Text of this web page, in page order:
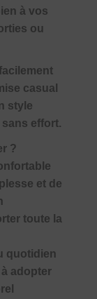
à vos
ou
casual
style
effort.
?
et de
toute la
quotidien
adopter